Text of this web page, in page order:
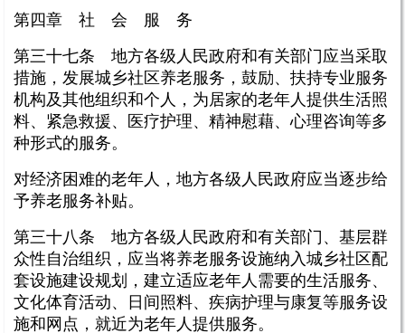
第四章 社 会 服 务
第三十七条 地方各级人民政府和有关部门应当采取
措施，发展城乡社区养老服务，鼓励、扶持专业服务
机构及其他组织和个人，为居家的老年人提供生活照
料、紧急救援、医疗护理、精神慰藉、心理咨询等多
种形式的服务。
对经济困难的老年人，地方各级人民政府应当逐步给
予养老服务补贴。
第三十八条 地方各级人民政府和有关部门、基层群
众性自治组织，应当将养老服务设施纳入城乡社区配
套设施建设规划，建立适应老年人需要的生活服务、
文化体育活动、日间照料、疾病护理与康复等服务设
施和网点，就近为老年人提供服务。